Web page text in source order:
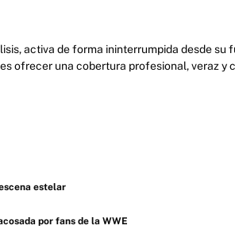
activa de forma ininterrumpida desde su
ofrecer una cobertura profesional, veraz y
estelar
por fans de la WWE